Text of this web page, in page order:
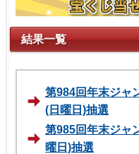
結果一覧
第984回年末ジャ
(日曜日)抽選
第985回年末ジャ
曜日)抽選